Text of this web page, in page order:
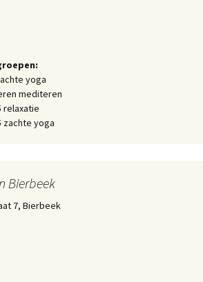
yoga
mediteren
relaxatie
zachte yoga
Bierbeek
7, Bierbeek